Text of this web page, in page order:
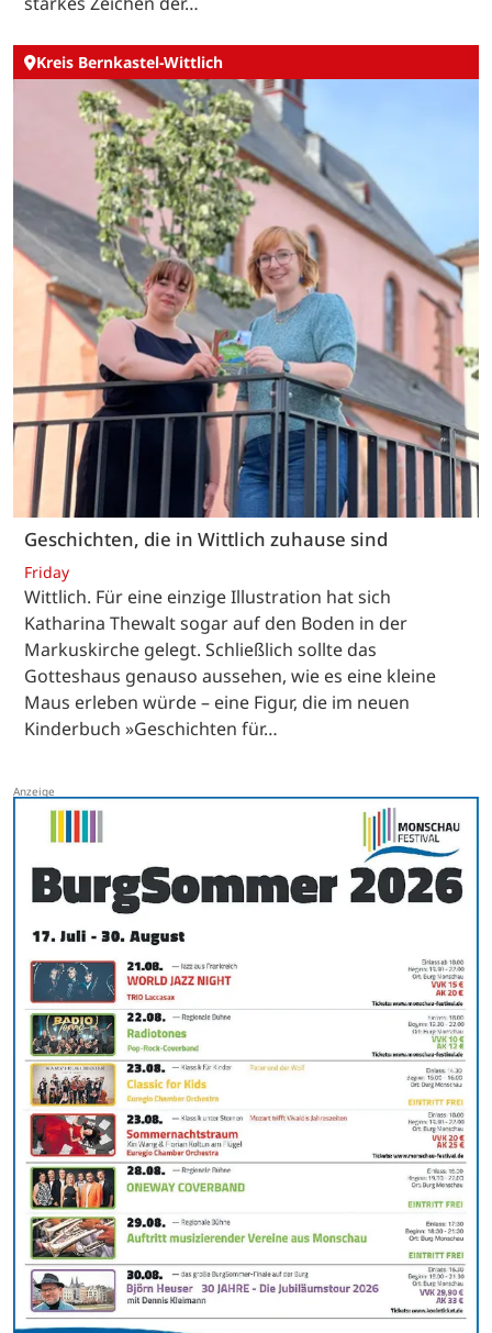
Kreis Bernkastel-Wittlich
Geschichten, die in Wittlich zuhause sind
Friday
Wittlich. Für eine einzige Illustration hat sich
Katharina Thewalt sogar auf den Boden in der
Markuskirche gelegt. Schließlich sollte das
Gotteshaus genauso aussehen, wie es eine kleine
Maus erleben würde – eine Figur, die im neuen
Kinderbuch »Geschichten für…